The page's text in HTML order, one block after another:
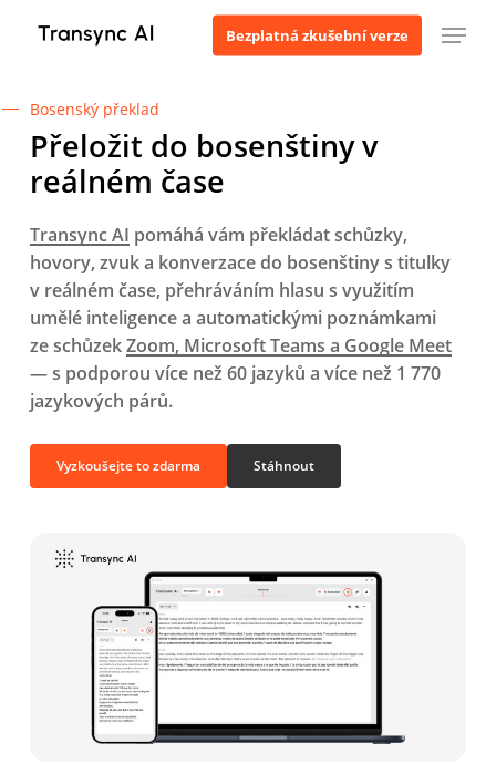
obsahu
Bezplatná zkušební verze Menu
Bosenský překlad
Přeložit do bosenštiny v
reálném čase
Transync AI pomáhá vám překládat schůzky,
hovory, zvuk a konverzace do bosenštiny s titulky
v reálném čase, přehráváním hlasu s využitím
umělé inteligence a automatickými poznámkami
ze schůzekZoom, Microsoft Teams a Google Meet
— s podporou více než 60 jazyků a více než 1 770
jazykových párů.
Vyzkoušejte to zdarma Stáhnout